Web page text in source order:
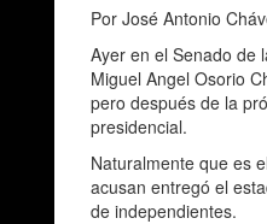
Por José Antonio
Ayer en el Senado de
Miguel Angel Osorio
pero después de la
presidencial.
Naturalmente que es
acusan entregó el
de independientes.